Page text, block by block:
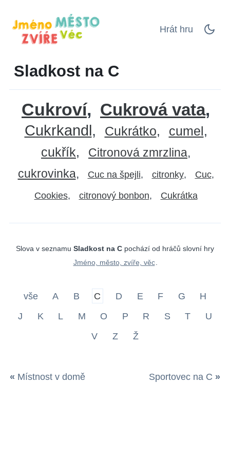
Hrát hru
Sladkost na C
Cukroví Cukrová vata
Cukrkandl Cukrátko
cumel
cukřík
Citronová zmrzlina
cukrovinka
Cuc na špejli citronky Cuc
Cookies citronový bonbon Cukrátka
Slova v seznamu Sladkost na C pochází od hráčů slovní hry
Jméno, město, zvíře, věc
vše A B C D E F G
H
J
K L M O P R S T
U
V
Z Ž
« Místnost v domě Sportovec na C »